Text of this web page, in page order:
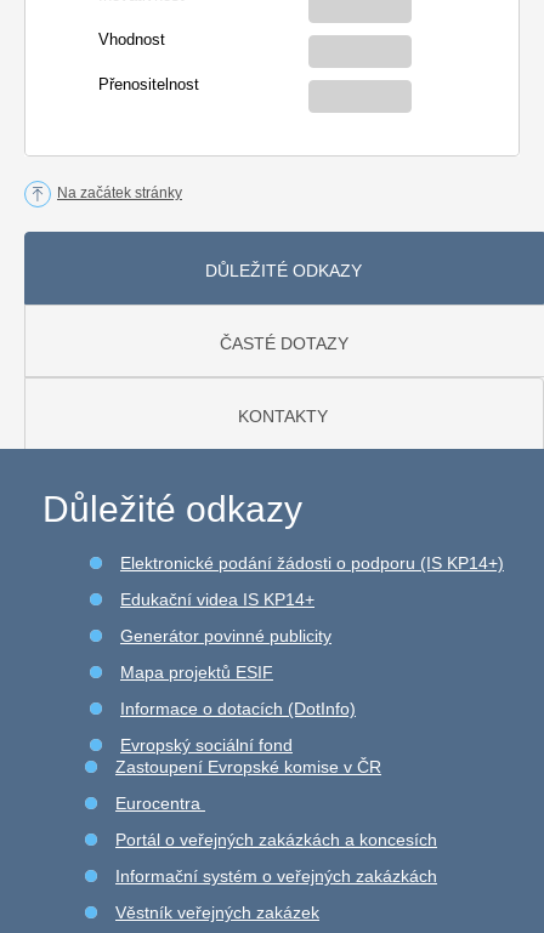
Vhodnost
Přenositelnost
Na začátek stránky
DŮLEŽITÉ ODKAZY
ČASTÉ DOTAZY
KONTAKTY
Důležité odkazy
Elektronické podání žádosti o podporu (IS KP14+)
Edukační videa IS KP14+
Generátor povinné publicity
Mapa projektů ESIF
Informace o dotacích (DotInfo)
Evropský sociální fond
Zastoupení Evropské komise v ČR
Eurocentra
Portál o veřejných zakázkách a koncesích
Informační systém o veřejných zakázkách
Věstník veřejných zakázek